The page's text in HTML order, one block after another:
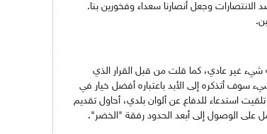
الانتصارات وجعل أنصارنا سعداء وفخورين بنا.
شيء غير عادي، كما قلت من قبل القرار الذي
سوف أتذكره إلى الأبد باعتباره أفضل خيار في
تلقيت استدعاء للدفاع عن ألوان بلدي، أحاول تقديم
على الوصول إلى أبعد الحدود رفقة "الخضر".